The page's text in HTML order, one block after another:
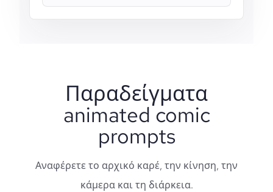
Παραδείγματα
animated comic
prompts
Αναφέρετε το αρχικό καρέ, την κίνηση, την
κάμερα και τη διάρκεια.